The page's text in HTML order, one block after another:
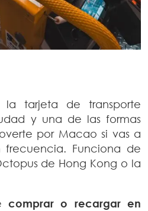
la tarjeta de transporte
y una de las formas
por Macao si vas a
Funciona de
de Hong Kong o la
comprar o recargar en